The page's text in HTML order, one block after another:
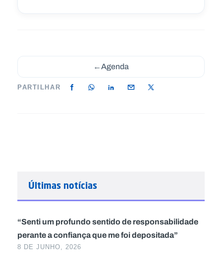
←Agenda
PARTILHAR
Últimas notícias
“Senti um profundo sentido de responsabilidade
perante a confiança que me foi depositada”
8 DE JUNHO, 2026